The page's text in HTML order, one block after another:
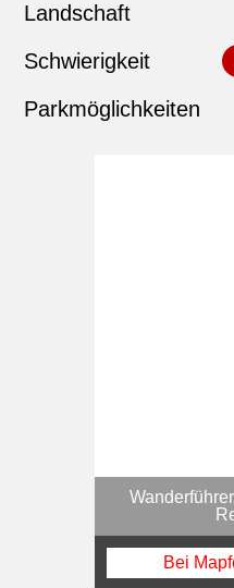
Landschaft
Schwierigkeit
Parkmöglichkeiten
Bei